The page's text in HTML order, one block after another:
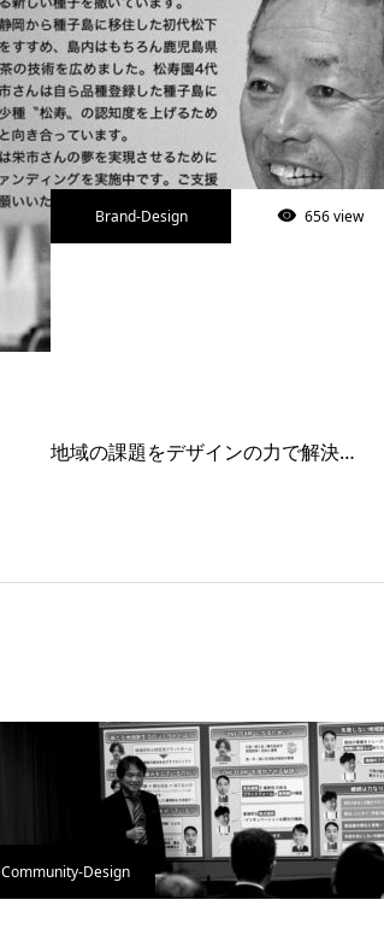
Brand-Design 656 view
地域の課題をデザインの力で解決…
Community-Design